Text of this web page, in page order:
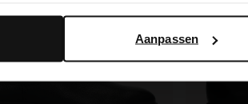
Aanpassen